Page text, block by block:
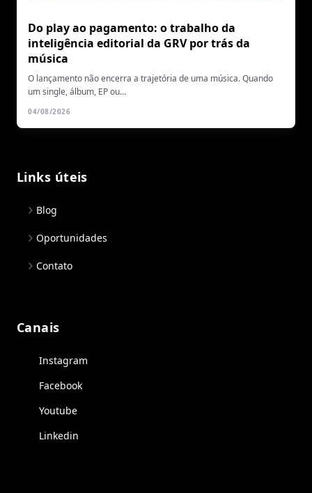
Do play ao pagamento: o trabalho da
inteligência editorial da GRV por trás da
música
O lançamento não encerra a trajetória de uma música. Quando
um single, álbum, EP ou…
04/08/2026
Links úteis
Blog
Oportunidades
Contato
Canais
Instagram
Facebook
Youtube
Linkedin